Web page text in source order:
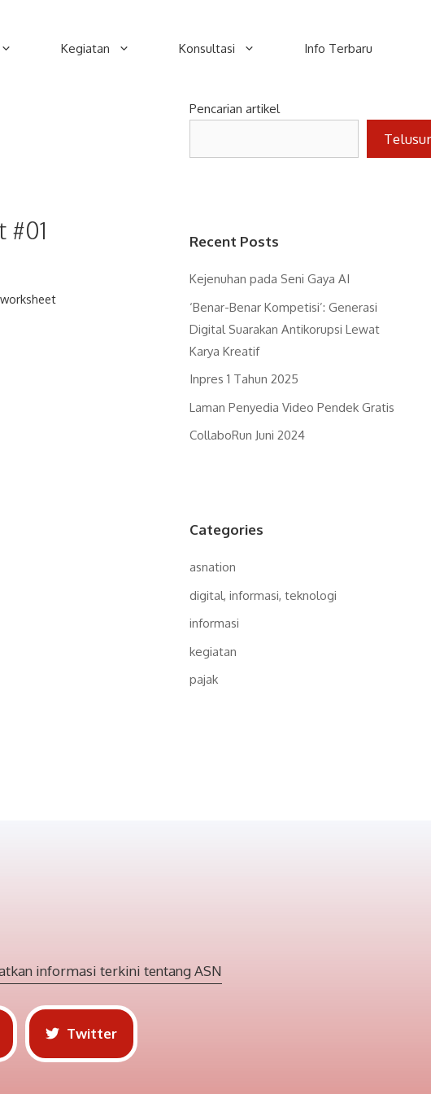
Kegiatan Konsultasi Info Terbaru
worksheet
Pencarian artikel
Telusur
Recent Posts
Kejenuhan pada Seni Gaya AI
‘Benar-Benar Kompetisi’: Generasi
Digital Suarakan Antikorupsi Lewat
Karya Kreatif
Inpres 1 Tahun 2025
Laman Penyedia Video Pendek Gratis
CollaboRun Juni 2024
Categories
asnation
digital, informasi, teknologi
informasi
kegiatan
pajak
informasi terkini tentang ASN
Twitter